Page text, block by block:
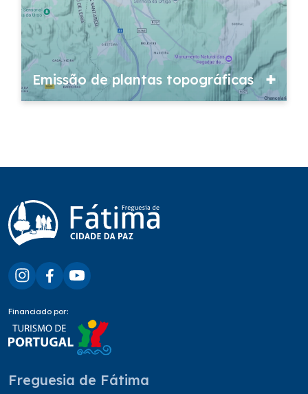
Emissão de plantas topográficas
Financiado por:
Freguesia de Fátima